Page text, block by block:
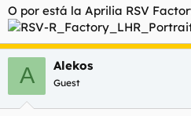
O por está la Aprilia RSV
A Alekos
Guest